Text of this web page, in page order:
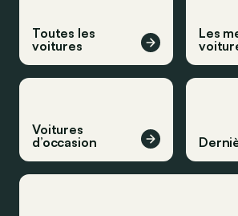
Toutes les
voitures
Les
Voitures
d’occasion